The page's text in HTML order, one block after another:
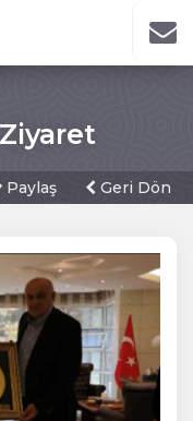
Paylaş Geri Dön